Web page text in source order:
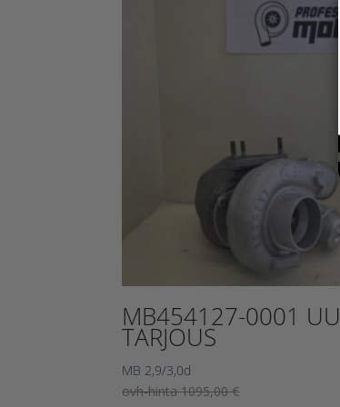
MB454127-0001
TARJOUS
MB 2,9/3,0d
ovh-hinta1095,00€Alkuperäinen